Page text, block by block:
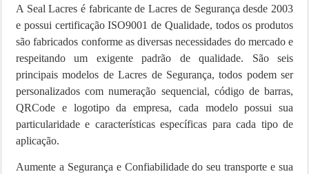
A Seal Lacres é fabricante de Lacres de Segurança desde 2003
e possui certificação ISO9001 de Qualidade, todos os produtos
são fabricados conforme as diversas necessidades do mercado e
respeitando um exigente padrão de qualidade. São seis
principais modelos de Lacres de Segurança, todos podem ser
personalizados com numeração sequencial, código de barras,
QRCode e logotipo da empresa, cada modelo possui sua
particularidade e características específicas para cada tipo de
aplicação.
Aumente a Segurança e Confiabilidade do seu transporte e sua